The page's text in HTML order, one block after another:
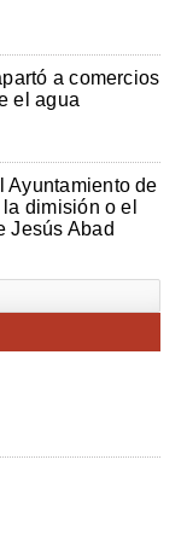
a comercios
el agua
Ayuntamiento de
dimisión o el
Jesús Abad